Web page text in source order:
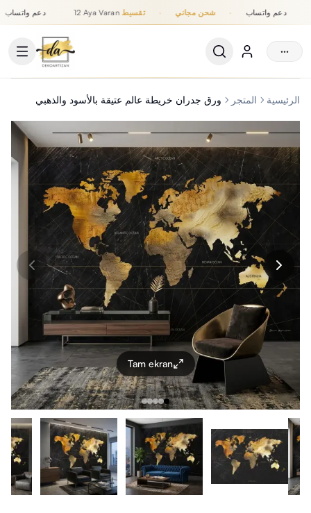
دعم واتساب 12 Aya Varan تقسيط شحن مجاني دعم واتساب
···
الرئيسية المتجر ورق جدران خريطة عالم عتيقة بالأسود والذهبي
Tam ekran